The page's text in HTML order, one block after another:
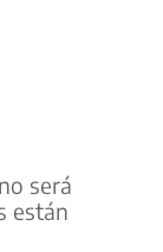
será
están